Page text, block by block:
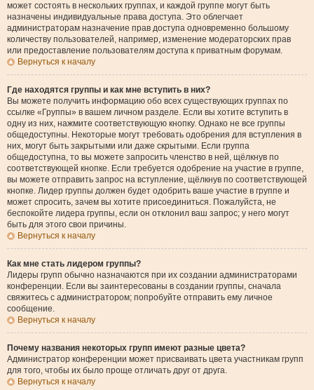
может состоять в нескольких группах, и каждой группе могут быть
назначены индивидуальные права доступа. Это облегчает
администраторам назначение прав доступа одновременно большому
количеству пользователей, например, изменение модераторских прав
или предоставление пользователям доступа к приватным форумам.
Вернуться к началу
Где находятся группы и как мне вступить в них?
Вы можете получить информацию обо всех существующих группах по
ссылке «Группы» в вашем личном разделе. Если вы хотите вступить в
одну из них, нажмите соответствующую кнопку. Однако не все группы
общедоступны. Некоторые могут требовать одобрения для вступления в
них, могут быть закрытыми или даже скрытыми. Если группа
общедоступна, то вы можете запросить членство в ней, щёлкнув по
соответствующей кнопке. Если требуется одобрение на участие в группе,
вы можете отправить запрос на вступление, щёлкнув по соответствующей
кнопке. Лидер группы должен будет одобрить ваше участие в группе и
может спросить, зачем вы хотите присоединиться. Пожалуйста, не
беспокойте лидера группы, если он отклонил ваш запрос; у него могут
быть для этого свои причины.
Вернуться к началу
Как мне стать лидером группы?
Лидеры групп обычно назначаются при их создании администраторами
конференции. Если вы заинтересованы в создании группы, сначала
свяжитесь с администратором; попробуйте отправить ему личное
сообщение.
Вернуться к началу
Почему названия некоторых групп имеют разные цвета?
Администратор конференции может присваивать цвета участникам групп
для того, чтобы их было проще отличать друг от друга.
Вернуться к началу